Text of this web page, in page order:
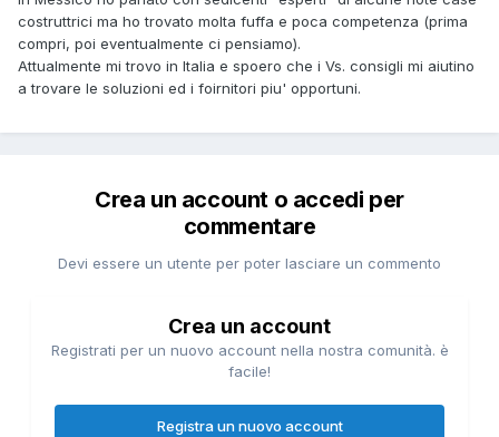
costruttrici ma ho trovato molta fuffa e poca competenza (prima
compri, poi eventualmente ci pensiamo).
Attualmente mi trovo in Italia e spoero che i Vs. consigli mi aiutino
a trovare le soluzioni ed i foirnitori piu' opportuni.
Crea un account o accedi per
commentare
Devi essere un utente per poter lasciare un commento
Crea un account
Registrati per un nuovo account nella nostra comunità. è
facile!
Registra un nuovo account